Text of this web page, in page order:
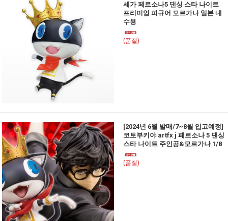
세가 페르소나5 댄싱 스타 나이트
프리미엄 피규어 모르가나 일본 내
수용
(품절)
[2024년 6월 발매/7~8월 입고예정]
코토부키야 artfx j 페르소나 5 댄싱
스타 나이트 주인공&모르가나 1/8
(품절)